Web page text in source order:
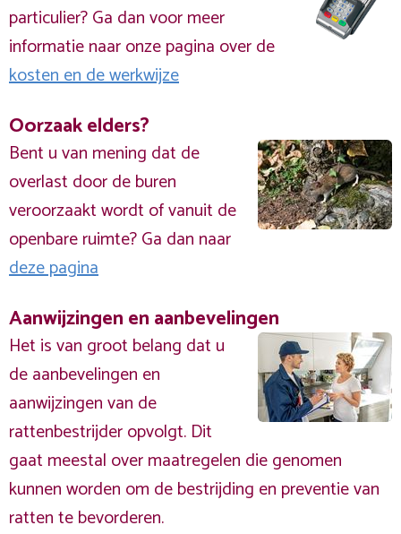
particulier? Ga dan voor meer
informatie naar onze pagina over de
kosten en de werkwijze
Oorzaak elders?
Bent u van mening dat de
overlast door de buren
veroorzaakt wordt of vanuit de
openbare ruimte? Ga dan naar
deze pagina
Aanwijzingen en aanbevelingen
Het is van groot belang dat u
de aanbevelingen en
aanwijzingen van de
rattenbestrijder opvolgt. Dit
gaat meestal over maatregelen die genomen
kunnen worden om de bestrijding en preventie van
ratten te bevorderen.